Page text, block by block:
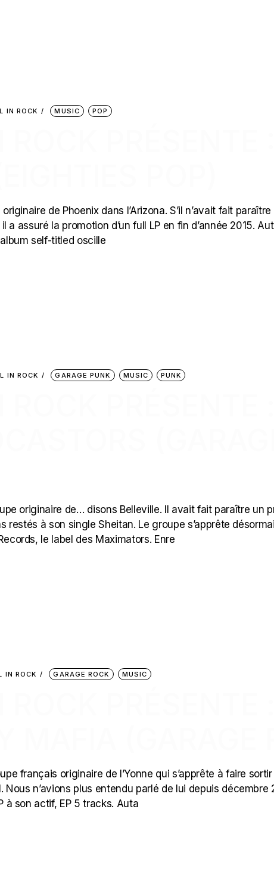
IN ROCK MUSIC POP
de Phoenix dans l’Arizona. S’il n’avait fait
a assuré la promotion d’un full LP en fin d’année 2015.
self-titled oscille
IN ROCK GARAGE PUNK MUSIC PUNK
originaire de… disons Belleville. Il avait fait paraître un
restés à son single Sheitan. Le groupe s’apprête
le label des Maximators. Enre
IN ROCK GARAGE ROCK MUSIC
français originaire de l’Yonne qui s’apprête à faire
Nous n’avions plus entendu parlé de lui depuis
à son actif, EP 5 tracks. Auta